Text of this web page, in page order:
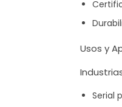
Usos y
Serial